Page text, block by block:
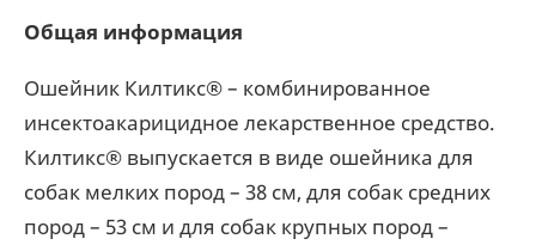
Общая информация
Ошейник Килтикс® – комбинированное
инсектоакарицидное лекарственное средство.
Килтикс® выпускается в виде ошейника для
собак мелких пород – 38 см, для собак средних
пород – 53 см и для собак крупных пород –